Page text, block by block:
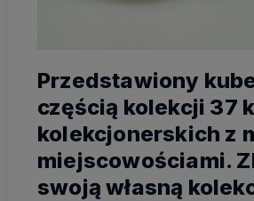
Przedstawiony
częścią kolekcji 37
kolekcjonerskich z
miejscowościami.
swoją własną